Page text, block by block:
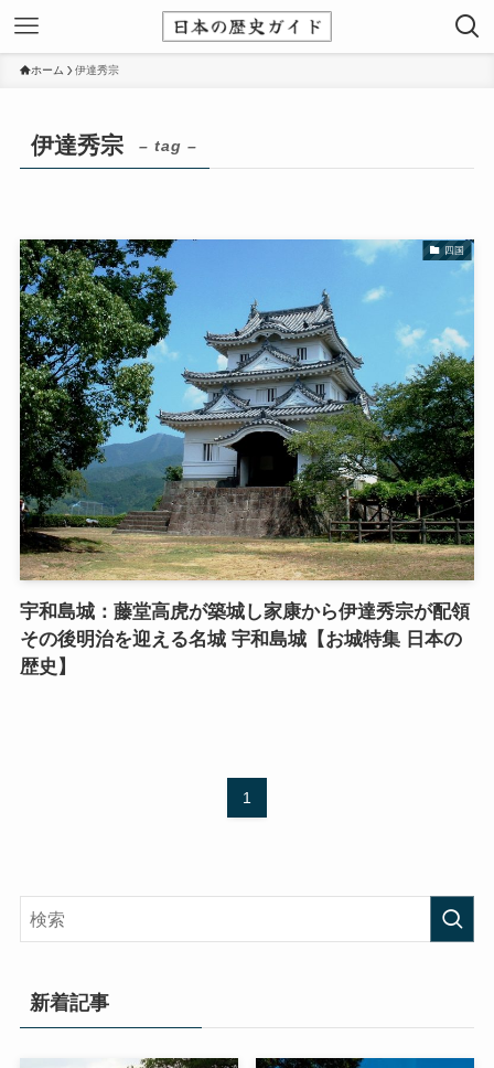
ホーム 伊達秀宗
伊達秀宗 – tag –
四国
宇和島城：藤堂高虎が築城し家康から伊達秀宗が配領
その後明治を迎える名城 宇和島城【お城特集 日本の
歴史】
1
新着記事